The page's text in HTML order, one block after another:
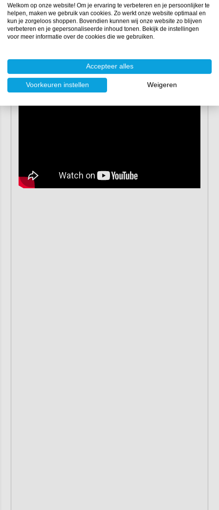
Weefselbreedte:180 mm
Geschikte harssystemen:polyesterhars,vinylesterhars
enepoxyhars
0,38 mm
Verpakking:rol 100 lm
Welkom op onze website! Om je ervaring te verbeteren en je persoonlijker te
helpen, maken we gebruik van cookies. Zo werkt onze website optimaal en
kun je zorgeloos shoppen. Bovendien kunnen wij onze website zo blijven
verbeteren en je gepersonaliseerde inhoud tonen. Bekijk de instellingen
voor meer informatie over de cookies die we gebruiken.
Accepteer alles
Voorkeuren instellen Weigeren